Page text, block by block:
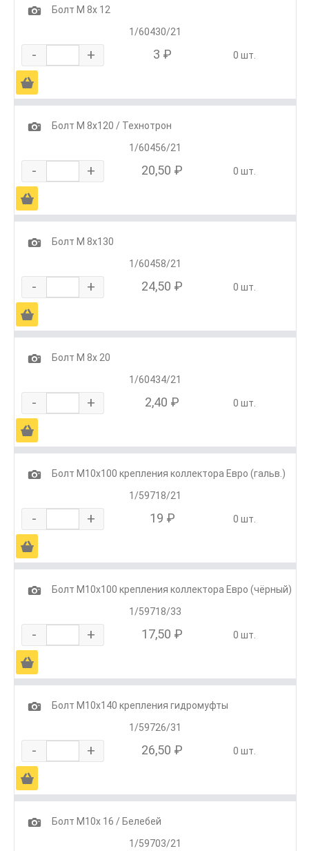
1
Болт М 8х 12
1/60430/21
- + 3 ₽ 0 шт.
Ä
1
Болт М 8х120 / Технотрон
1/60456/21
- + 20,50 ₽ 0 шт.
Ä
1
Болт М 8х130
1/60458/21
- + 24,50 ₽ 0 шт.
Ä
1
Болт М 8х 20
1/60434/21
- + 2,40 ₽ 0 шт.
Ä
1
Болт М10х100 крепления коллектора Евро (гальв.)
1/59718/21
- + 19 ₽ 0 шт.
Ä
1
Болт М10х100 крепления коллектора Евро (чёрный)
1/59718/33
- + 17,50 ₽ 0 шт.
Ä
1
Болт М10х140 крепления гидромуфты
1/59726/31
- + 26,50 ₽ 0 шт.
Ä
1
Болт М10х 16 / Белебей
1/59703/21